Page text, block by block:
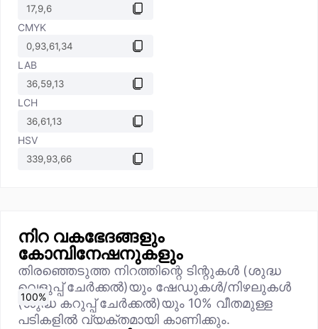
CMYK
LAB
LCH
HSV
നിറ വകഭേദങ്ങളും
കോമ്പിനേഷനുകളും
തിരഞ്ഞെടുത്ത നിറത്തിന്റെ ടിന്റുകൾ (ശുദ്ധ
വെളുപ്പ് ചേർക്കൽ)യും ഷേഡുകൾ/നിഴലുകൾ
(ശുദ്ധ കറുപ്പ് ചേർക്കൽ)യും 10% വീതമുള്ള
പടികളിൽ വ്യക്തമായി കാണിക്കും.
0%
10%
20%
30%
40%
50%
60%
70%
80%
90%
100%